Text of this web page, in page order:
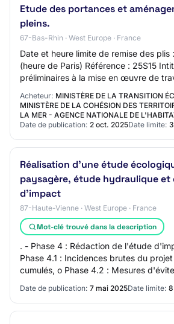
Etude des portances et
pleins.
67-Bas-Rhin · West Europe · France
Date et heure limite de remise des plis
(heure de Paris) Référence : 25S15
préliminaires à la mise en œuvre de
des capacités d’accueil du t…
Acheteur: MINISTÈRE DE LA TRANSITION
MINISTÈRE DE LA COHÉSION DES
LA MER - AGENCE NATIONALE DE
Date de publication: 2 oct. 2025Date limite:
Réalisation d'une étude
paysagère, étude hydraulique
d'impact
87-Haute-Vienne · West Europe · France
Mot-clé trouvé dans la description
. - Phase 4 : Rédaction de l'étude
Phase 4.1 : Incidences brutes du
cumulés, o Phase 4.2 : Mesures
Date de publication: 7 mai 2025Date limite: